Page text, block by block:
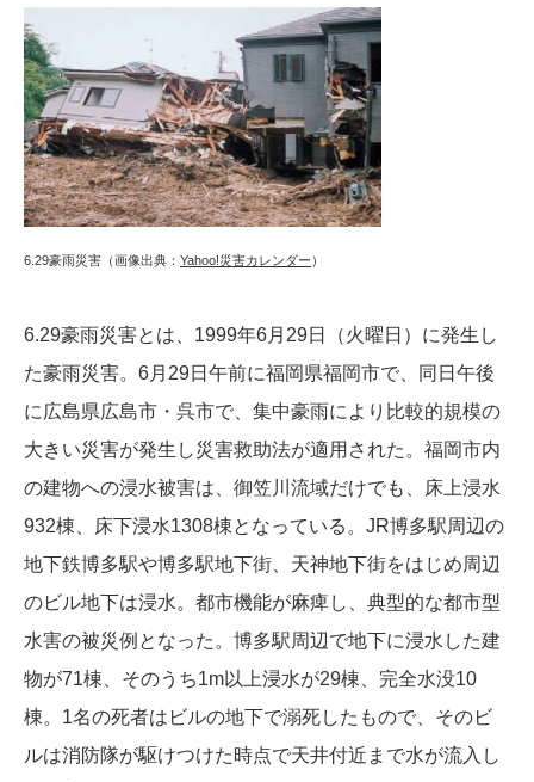
6.29豪雨災害（画像出典： Yahoo!災害カレンダー ）
6.29豪雨災害とは、1999年6月29日（火曜日）に発生し
た豪雨災害。6月29日午前に福岡県福岡市で、同日午後
に広島県広島市・呉市で、集中豪雨により比較的規模の
大きい災害が発生し災害救助法が適用された。福岡市内
の建物への浸水被害は、御笠川流域だけでも、床上浸水
932棟、床下浸水1308棟となっている。JR博多駅周辺の
地下鉄博多駅や博多駅地下街、天神地下街をはじめ周辺
のビル地下は浸水。都市機能が麻痺し、典型的な都市型
水害の被災例となった。博多駅周辺で地下に浸水した建
物が71棟、そのうち1m以上浸水が29棟、完全水没10
棟。1名の死者はビルの地下で溺死したもので、そのビ
ルは消防隊が駆けつけた時点で天井付近まで水が流入し